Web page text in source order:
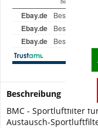
Beschreibung
BMC - Sportluftfilter
Austausch-